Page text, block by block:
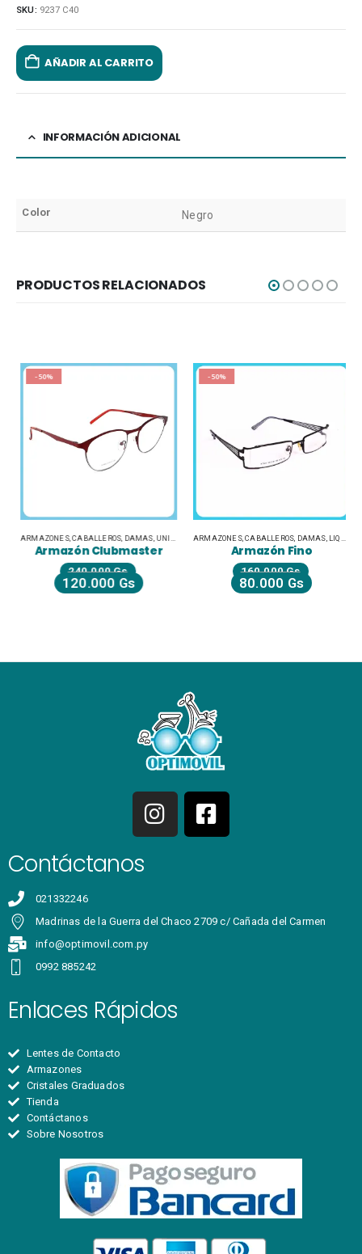
SKU: 9237 C40
AÑADIR AL CARRITO
INFORMACIÓN ADICIONAL
Color Negro
PRODUCTOS RELACIONADOS
-50%
ARMAZONES,CABALLEROS,DAMAS,UNISEX JUVENILES
Armazón Clubmaster
240.000Gs
120.000Gs
-50%
ARMAZONES,CABALLEROS,DAMAS,LIQUIDACIÓN
Armazón Fino
160.000Gs
80.000 Gs
Contáctanos
021332246
Madrinas de la Guerra del Chaco 2709 c/ Cañada del Carmen
info@optimovil.com.py
0992 885242
Enlaces Rápidos
Lentes de Contacto
Armazones
Cristales Graduados
Tienda
Contáctanos
Sobre Nosotros